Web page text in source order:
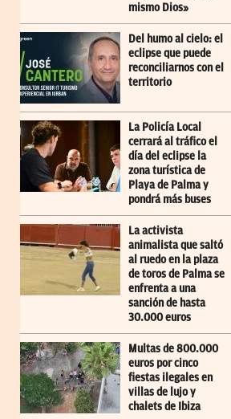
mismo Dios»
Del humo al cielo: el
eclipse que puede
reconciliarnos con el
territorio
La Policía Local
cerrará al tráfico el
día del eclipse la
zona turística de
Playa de Palma y
pondrá más buses
La activista
animalista que saltó
al ruedo en la plaza
de toros de Palma se
enfrenta a una
sanción de hasta
30.000 euros
Multas de 800.000
euros por cinco
fiestas ilegales en
villas de lujo y
chalets de Ibiza